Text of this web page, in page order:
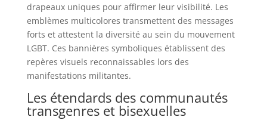
drapeaux uniques pour affirmer leur visibilité. Les
emblèmes multicolores transmettent des messages
forts et attestent la diversité au sein du mouvement
LGBT. Ces bannières symboliques établissent des
repères visuels reconnaissables lors des
manifestations militantes.
Les étendards des communautés
transgenres et bisexuelles